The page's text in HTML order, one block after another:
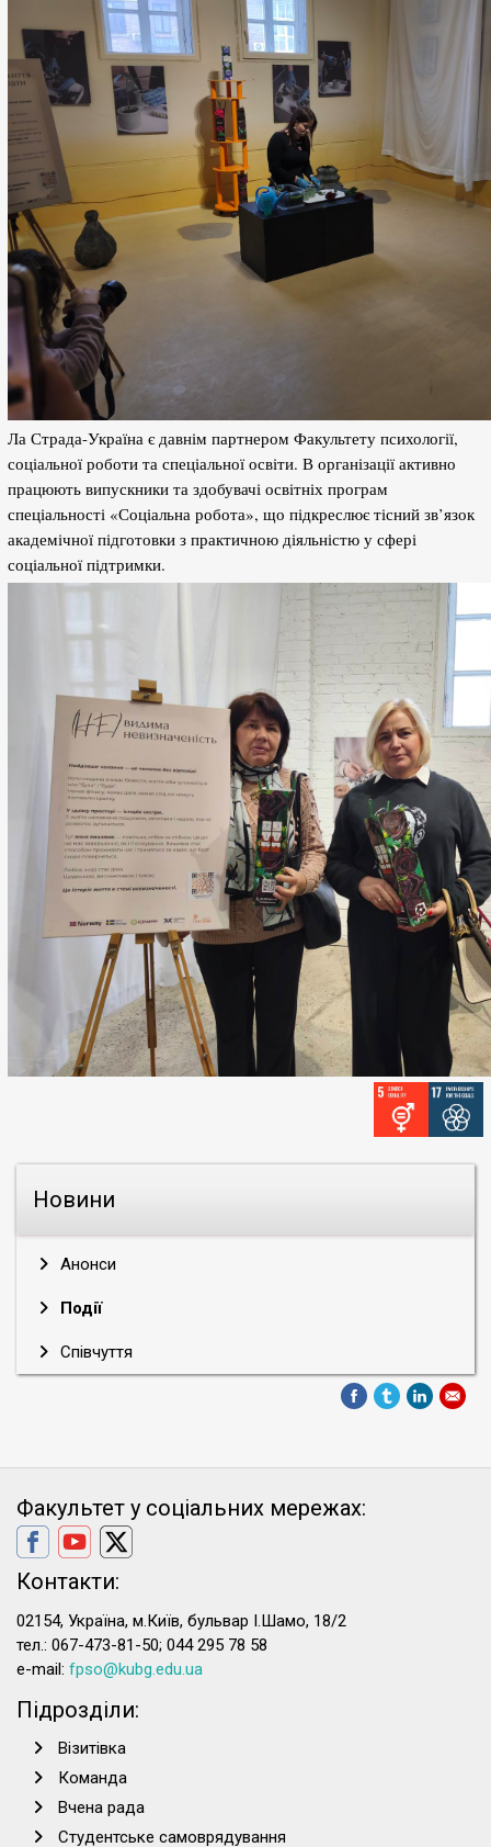
Новини
Анонси
Події
Співчуття
Ла Страда-Україна є давнім партнером Факультету психології,
соціальної роботи та спеціальної освіти. В організації активно
працюють випускники та здобувачі освітніх програм
спеціальності «Соціальна робота», що підкреслює тісний зв’язок
академічної підготовки з практичною діяльністю у сфері
соціальної підтримки.
Факультет у соціальних мережах:
Контакти:
02154, Україна, м.Київ, бульвар І.Шамо, 18/2
тел.: 067-473-81-50; 044 295 78 58
e-mail: fpso@kubg.edu.ua
Підрозділи:
Візитівка
Команда
Вчена рада
Студентське самоврядування